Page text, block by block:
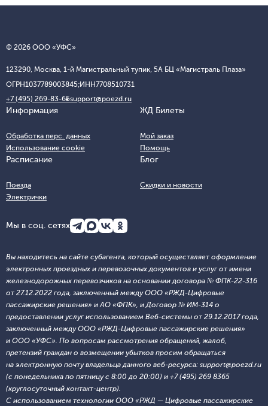
© 2026 ООО «УФС»
123290, Москва, 1-й Магистральный тупик, 5А БЦ «Магистраль Плаза»
ОГРН1037789003845;ИНН7708510731
+7 (495) 269-83-65support@poezd.ru
Информация
Обработка перс. данных
Использование cookie
ЖД Билеты
Мой заказ
Помощь
Расписание
Поезда
Электрички
Блог
Скидки и новости
Мы в соц. сетях
Вы находитесь на сайте субагента, который осуществляет оформление
электронных проездных и перевозочных документов и услуг от имени
железнодорожных перевозчиков на основании договора № ФПК-22-316
от 27.12.2022 года, заключенный между ООО «РЖД-Цифровые
пассажирские решения» и АО «ФПК», и Договор № ИМ-314 о
предоставлении услуг использованием Веб-системы от 29.12.2017 года,
заключенный между ООО «РЖД-Цифровые пассажирские решения»
и ООО «УФС». По вопросам рассмотрения обращений, жалоб,
претензий граждан о возмещении убытков просим обращаться
на электронную почту владельца данного веб-ресурса: support@poezd.ru
(с понедельника по пятницу с 8:00 до 20:00) и +7 (495) 269 8365
(круглосуточный контакт-центр).
С использованием технологии ООО «РЖД — Цифровые пассажирские